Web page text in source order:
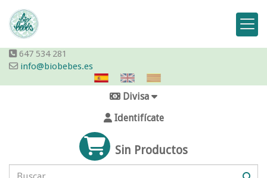
647 534 281
info@biobebes.es
Divisa
Identifícate
Sin Productos